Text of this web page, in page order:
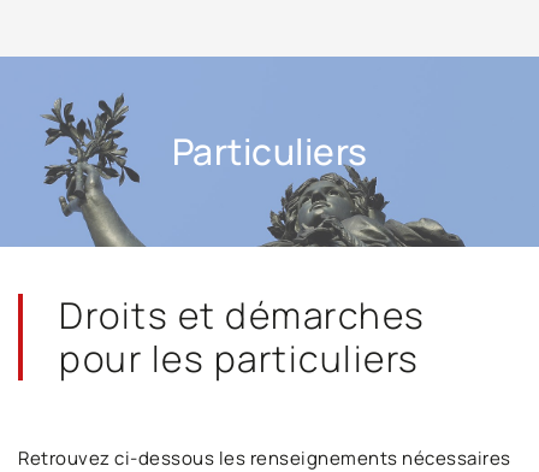
Particuliers
Droits et démarches
pour les particuliers
Retrouvez ci-dessous les renseignements nécessaires